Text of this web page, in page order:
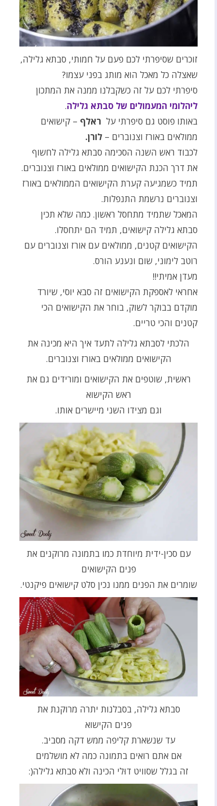
זוכרים שסיפרתי לכם פעם על חמותי, סבתא גלילה,
שאצלה כל מאכל הוא מותג בפני עצמו?
סיפרתי לכם על זה כשקבלנו ממנה את המתכון
ליהלומי המעמולים של סבתא גלילה.
באותו פוסט גם סיפרתי על ראלף – קישואים
ממולאים באורז וצנוברים – לורן.
לכבוד ראש השנה הסכימה סבתא גלילה לחשוף
את דרך הכנת הקישואים ממולאים באורז וצנוברים.
תמיד כשמגיעה קערת הקישואים הממולאים באורז
וצנוברים נרשמת התנפלות.
המאכל שתמיד מתחסל ראשון. כמה שלא תכין
סבתא גלילה קישואים, תמיד הם יתחסלו.
הקישואים קטנים, ממולאים עם אורז וצנוברים עם
רוטב לימוני, שום ונענע הורס.
מעדן אמיתי!!
אחראי לאספקת הקישואים זה סבא יוסי, שיורד
מוקדם בבוקר לשוק, בוחר את הקישואים הכי
קטנים והכי טריים.
הלכתי לסבתא גלילה לתעד איך היא מכינה את
הקישואים ממולאים באורז וצנוברים.
ראשית, שוטפים את הקישואים ומורידים גם את
ראש הקישוא
וגם מצידו השני מיישרים אותו.
עם סכין-ידית מיוחדת כמו בתמונה מרוקנים את
פנים הקישואים
שומרים את הפנים ממנו נכין סלט קישואים פיקנטי.
סבתא גלילה, בסבלנות יתרה מרוקנת את
פנים הקישוא
עד שנשארת קליפה ממש דקה מסביב.
אם אתם רואים בתמונה כמה לא מושלמים
זה בגלל שסוויט דוּלי הכינה ולא סבתא גלילה(: